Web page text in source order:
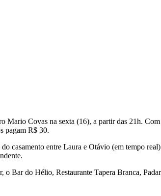
Mario Covas na sexta (16), a partir das 21h.
pagam R$ 30.
casamento entre Laura e Otávio (em tempo
Bar do Hélio, Restaurante Tapera Branca,